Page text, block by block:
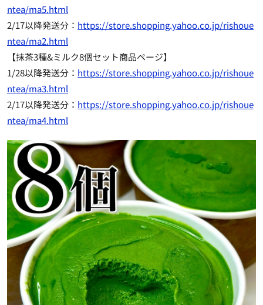
ntea/ma5.html
2/17以降発送分： https://store.shopping.yahoo.co.jp/rishoue
ntea/ma2.html
【抹茶3種&ミルク8個セット商品ページ】
1/28以降発送分： https://store.shopping.yahoo.co.jp/rishoue
ntea/ma3.html
2/17以降発送分： https://store.shopping.yahoo.co.jp/rishoue
ntea/ma4.html